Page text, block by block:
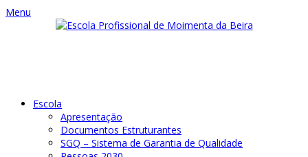
Menu
Escola
Apresentação
Documentos Estruturantes
SGQ – Sistema de Garantia de Qualidade